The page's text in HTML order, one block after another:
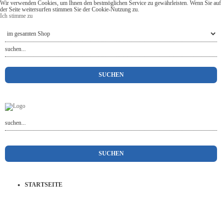
Wir verwenden Cookies, um Ihnen den bestmöglichen Service zu gewährleisten. Wenn Sie auf
der Seite weitersurfen stimmen Sie der Cookie-Nutzung zu.
Ich stimme zu
STARTSEITE